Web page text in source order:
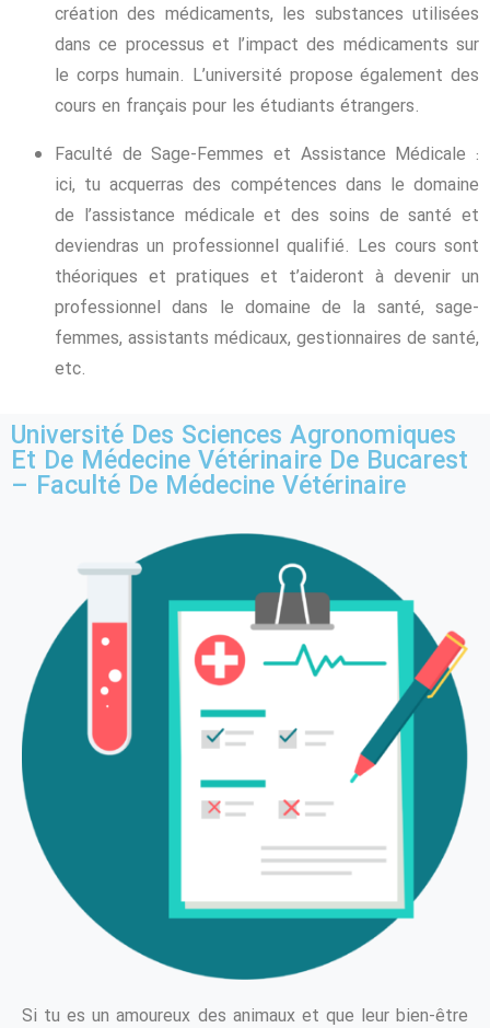
création des médicaments, les substances utilisées
dans ce processus et l’impact des médicaments sur
le corps humain. L’université propose également des
cours en français pour les étudiants étrangers.
Faculté de Sage-Femmes et Assistance Médicale :
ici, tu acquerras des compétences dans le domaine
de l’assistance médicale et des soins de santé et
deviendras un professionnel qualifié. Les cours sont
théoriques et pratiques et t’aideront à devenir un
professionnel dans le domaine de la santé, sage-
femmes, assistants médicaux, gestionnaires de santé,
etc.
Université Des Sciences Agronomiques
Et De Médecine Vétérinaire De Bucarest
– Faculté De Médecine Vétérinaire
Si tu es un amoureux des animaux et que leur bien-être